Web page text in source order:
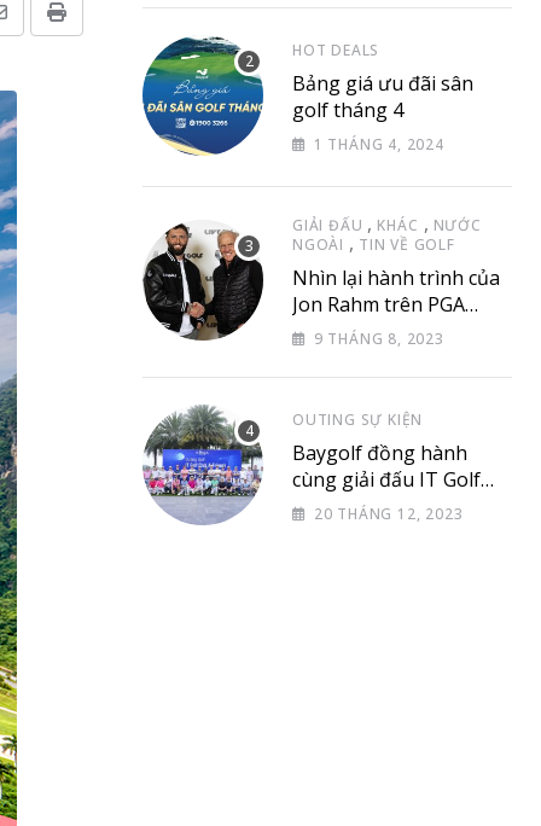
Print
HOT DEALS
Bảng giá ưu đãi sân
golf tháng 4
1 THÁNG 4, 2024
GIẢI ĐẤU , KHÁC , NƯỚC
NGOÀI , TIN VỀ GOLF
Nhìn lại hành trình của
Jon Rahm trên PGA
Tour9 THÁNG 8, 2023
OUTING SỰ KIỆN
Baygolf đồng hành
cùng giải đấu IT Golf
Club & Friend
20 THÁNG 12, 2023